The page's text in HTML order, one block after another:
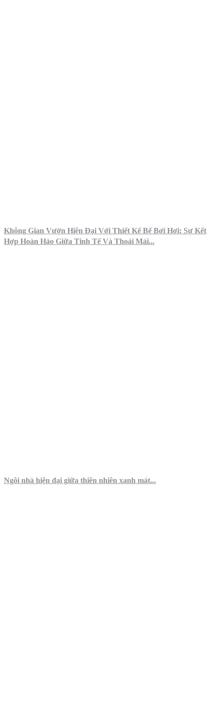
Không Gian Vườn Hiện Đại Với Thiết Kế Bể Bơi Hơi: Sự Kết
Hợp Hoàn Hảo Giữa Tinh Tế Và Thoải Mái...
Ngôi nhà hiện đại giữa thiên nhiên xanh mát...